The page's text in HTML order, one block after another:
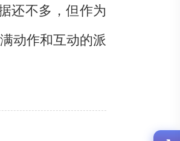
还不多，但作为
动作和互动的派